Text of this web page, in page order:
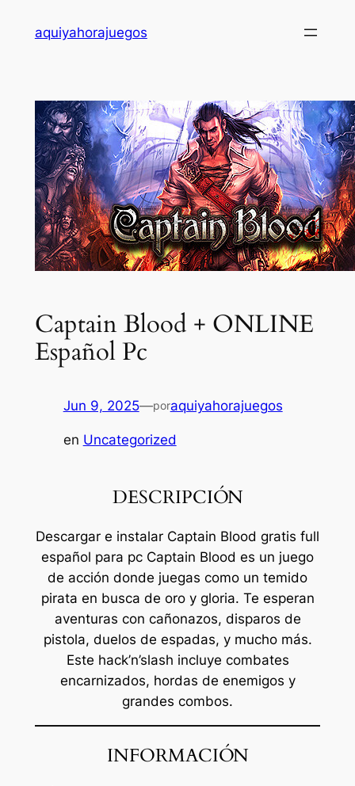
aquiyahorajuegos
Captain Blood + ONLINE
Español Pc
Jun 9, 2025—poraquiyahorajuegos
en Uncategorized
DESCRIPCIÓN
Descargar e instalar Captain Blood gratis full
español para pc Captain Blood es un juego
de acción donde juegas como un temido
pirata en busca de oro y gloria. Te esperan
aventuras con cañonazos, disparos de
pistola, duelos de espadas, y mucho más.
Este hack’n’slash incluye combates
encarnizados, hordas de enemigos y
grandes combos.
INFORMACIÓN